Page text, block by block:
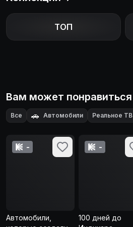
ТОП
Вам может понравиться
Все 🚗 Автомобили Реальное ТВ
-
Автомобили,
-
100 дней до